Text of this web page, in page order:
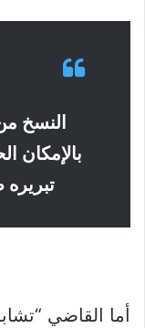
النسخ
بالإمكان
أما القاضي